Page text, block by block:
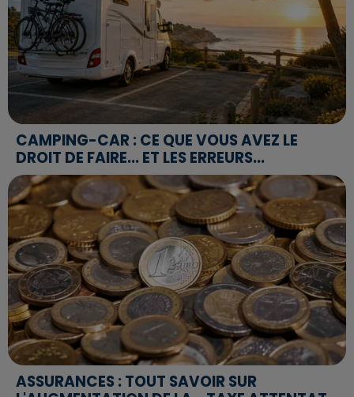
CAMPING-CAR : CE QUE VOUS AVEZ LE
DROIT DE FAIRE... ET LES ERREURS...
ASSURANCES : TOUT SAVOIR SUR